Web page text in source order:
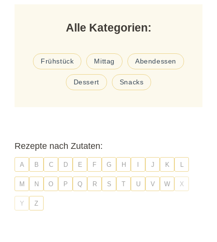
Alle Kategorien:
Frühstück Mittag Abendessen
Dessert Snacks
Rezepte nach Zutaten:
A B C D E F G H J K
M N O P Q R S T U V W X
Y Z